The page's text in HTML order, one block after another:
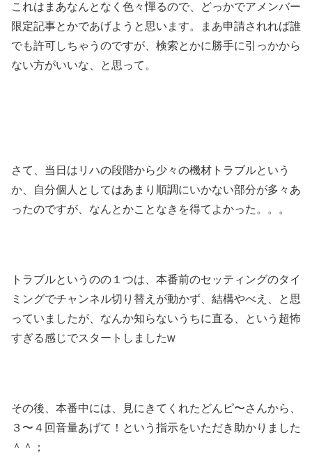
これはまあなんとなく色々憚るので、どっかでアメンバー
限定記事とかであげようと思います。まあ申請されれば誰
でも許可しちゃうのですが、検索とかに勝手に引っかから
ない方がいいな、と思って。
さて、当日はリハの段階から少々の機材トラブルという
か、自分個人としてはあまり順調にいかない部分が多々あ
ったのですが、なんとかことなきを得てよかった。。。
トラブルというのの１つは、本番前のセッティングのタイ
ミングでチャンネル切り替えが動かず、結構やべえ、と思
っていましたが、なんか知らないうちに直る、という超怖
すぎる感じでスタートしましたw
その後、本番中には、見にきてくれたどんピ〜さんから、
３〜４回音量あげて！という指示をいただき助かりました
＾＾；